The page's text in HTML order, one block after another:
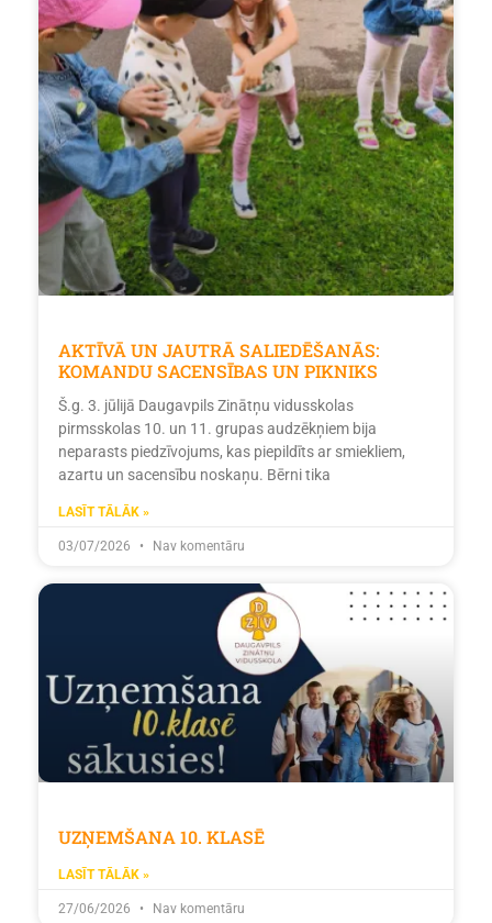
AKTĪVĀ UN JAUTRĀ SALIEDĒŠANĀS:
KOMANDU SACENSĪBAS UN PIKNIKS
Š.g. 3. jūlijā Daugavpils Zinātņu vidusskolas
pirmsskolas 10. un 11. grupas audzēkņiem bija
neparasts piedzīvojums, kas piepildīts ar smiekliem,
azartu un sacensību noskaņu. Bērni tika
LASĪT TĀLĀK »
03/07/2026 Nav komentāru
UZŅEMŠANA 10. KLASĒ
LASĪT TĀLĀK »
27/06/2026 Nav komentāru